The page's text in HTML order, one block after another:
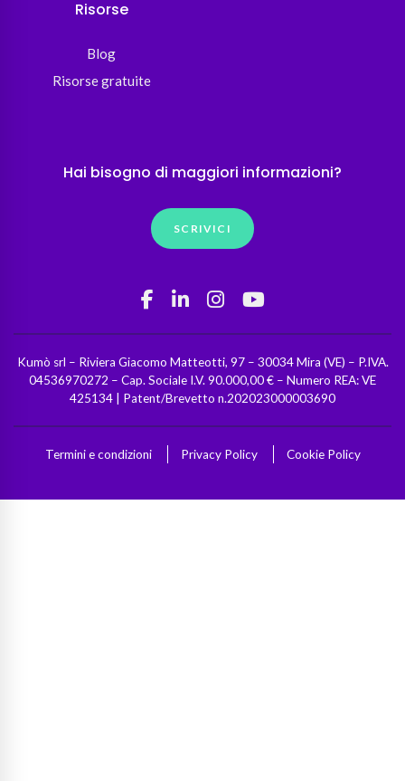
Risorse
Blog
Risorse gratuite
Hai bisogno di maggiori informazioni?
SCRIVICI
Kumò srl – Riviera Giacomo Matteotti, 97 – 30034 Mira (VE) – P.IVA.
04536970272 – Cap. Sociale I.V. 90.000,00 € – Numero REA: VE
425134 | Patent/Brevetto n.202023000003690
Termini e condizioni Privacy Policy Cookie Policy